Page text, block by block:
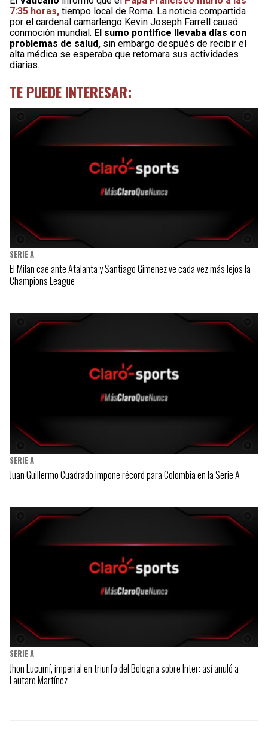
7:35 horas, tiempo local de Roma. La noticia compartida
por el cardenal camarlengo Kevin Joseph Farrell causó
conmoción mundial. El sumo pontífice llevaba días con
problemas de salud, sin embargo después de recibir el
alta médica se esperaba que retomara sus actividades
diarias.
TE PUEDE INTERESAR:
SERIE A
El Milan cae ante Atalanta y Santiago Gimenez ve cada vez más lejos la
Champions League
SERIE A
Juan Guillermo Cuadrado impone récord para Colombia en la Serie A
SERIE A
Jhon Lucumí, imperial en triunfo del Bologna sobre Inter: así anuló a
Lautaro Martínez